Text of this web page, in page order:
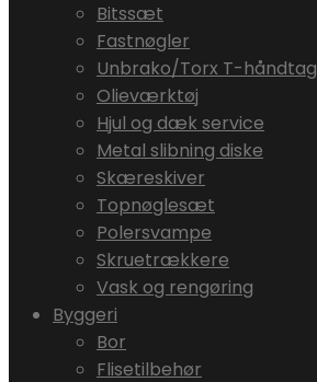
Bitssæt
Fastnøgler
Unbrako/Torx T-håndtag
Olieværktøj
Hjul og dæk service
Metal slibning diske
Skæreskiver
Topnøglesæt
Polersvampe
Skruetrækkere
Vask og rengøring
Byggeri
Bor
Flisetilbehør